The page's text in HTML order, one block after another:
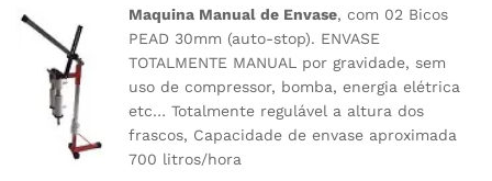
Maquina Manual de Envase, com 02 Bicos
PEAD 30mm (auto-stop). ENVASE
TOTALMENTE MANUAL por gravidade, sem
uso de compressor, bomba, energia elétrica
etc… Totalmente regulável a altura dos
frascos, Capacidade de envase aproximada
700 litros/hora